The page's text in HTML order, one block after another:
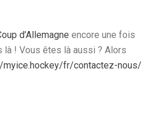
d’Allemagne encore une fois
là ! Vous êtes là aussi ? Alors
myice.hockey/fr/contactez-nous/